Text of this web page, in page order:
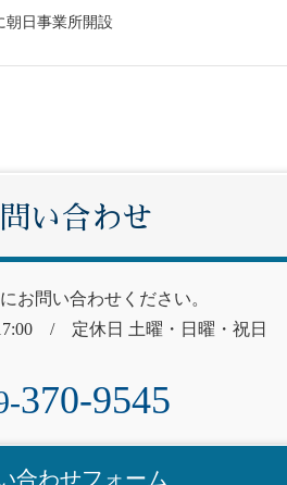
朝日事業所開設
い合わせ
お問い合わせください。
/ 定休日 土曜・日曜・祝日
370-9545
合わせフォーム